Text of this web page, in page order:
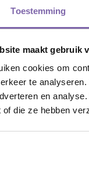
Toestemming
maakt gebruik
cookies om
te
en
of die ze hebben
zorgt
liefst in de volle
kleuren.
van
een vol resultaat.